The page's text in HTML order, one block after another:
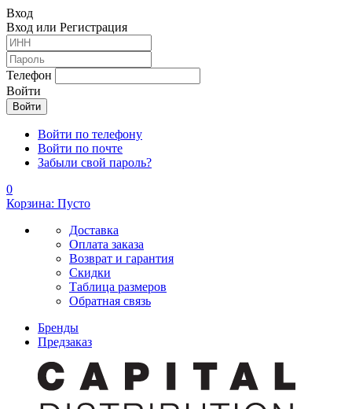
Вход
Вход или Регистрация
Телефон
Войти
Войти по телефону
Войти по почте
Забыли свой пароль?
0
Корзина: Пусто
Доставка
Оплата заказа
Возврат и гарантия
Скидки
Таблица размеров
Обратная связь
Бренды
Предзаказ